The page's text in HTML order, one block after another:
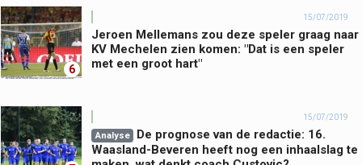
6
15/07/2019
Jeroen Mellemans zou deze speler graag naar
KV Mechelen zien komen: "Dat is een speler
met een groot hart"
15/07/2019
Analyse
De prognose van de redactie: 16.
Waasland-Beveren heeft nog een inhaalslag te